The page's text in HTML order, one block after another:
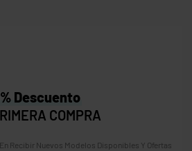
Descuento
COMPRA
Recibir Nuevos Modelos Disponibles Y Ofertas